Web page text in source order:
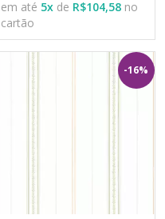
em até 5x de R$104,58 no
cartão
-16%